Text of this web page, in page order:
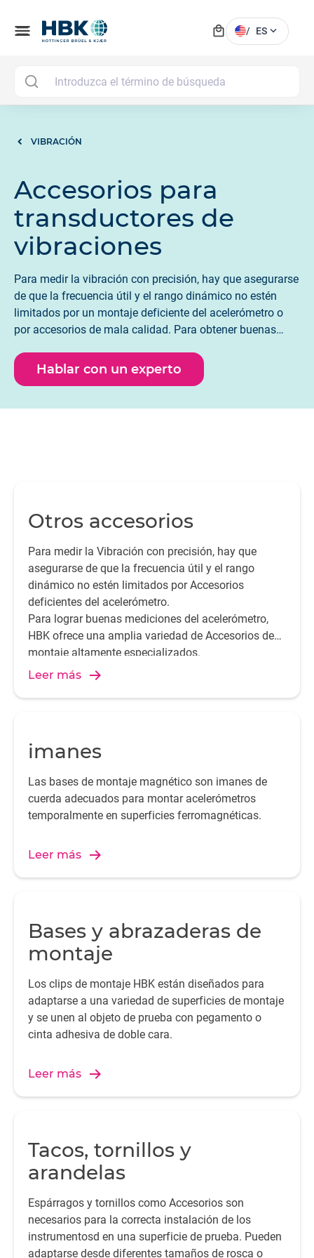
menu local_mall / ES expand_more
VIBRACIÓN
Accesorios para
transductores de
vibraciones
Para medir la vibración con precisión, hay que asegurarse
de que la frecuencia útil y el rango dinámico no estén
limitados por un montaje deficiente del acelerómetro o
por accesorios de mala calidad. Para obtener buenas
variedad de accesorios altamente especializados, como
cables, adaptadores, pernos y otros tipos de accesorios
Hablar con un experto
Otros accesorios
Para medir la Vibración con precisión, hay que
asegurarse de que la frecuencia útil y el rango
dinámico no estén limitados por Accesorios
deficientes del acelerómetro.
Para lograr buenas mediciones del acelerómetro,
HBK ofrece una amplia variedad de Accesorios de
montaje altamente especializados.
Leer más
imanes
Las bases de montaje magnético son imanes de
cuerda adecuados para montar acelerómetros
temporalmente en superficies ferromagnéticas.
Leer más
Bases y abrazaderas de
montaje
Los clips de montaje HBK están diseñados para
adaptarse a una variedad de superficies de montaje
y se unen al objeto de prueba con pegamento o
cinta adhesiva de doble cara.
Leer más
Tacos, tornillos y
arandelas
Espárragos y tornillos como Accesorios son
necesarios para la correcta instalación de los
instrumentosd en una superficie de prueba. Pueden
adaptarse desde diferentes tamaños de rosca o